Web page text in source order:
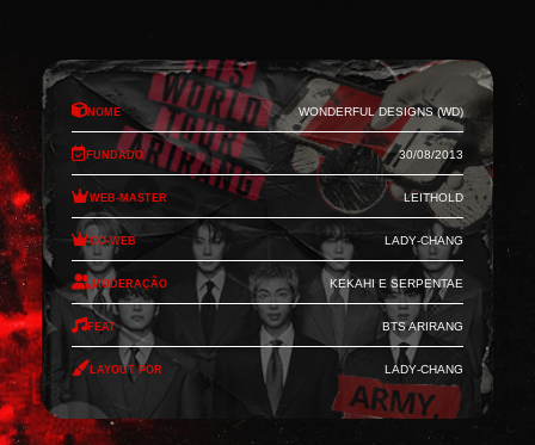
Nome Wonderful Designs (WD)
Fundado 30/08/2013
Web-Master Leithold
Co-Web Lady-Chang
Moderação Kekahi e Serpentae
Feat BTS Arirang
Layout por Lady-Chang